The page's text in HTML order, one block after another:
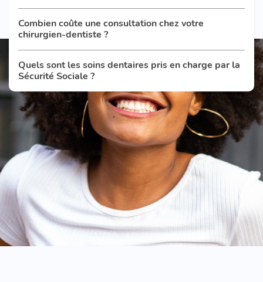
Combien coûte une consultation chez votre
chirurgien-dentiste ?
Quels sont les soins dentaires pris en charge par la
Sécurité Sociale ?